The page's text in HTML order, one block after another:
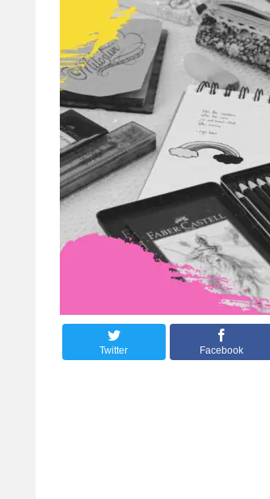
Twitter Facebook